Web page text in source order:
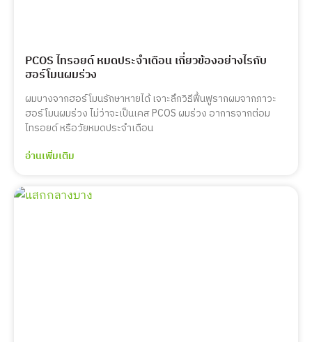
PCOS ไทรอยด์ หมดประจำเดือน เกี่ยวข้องอย่างไรกับ
ฮอร์โมนผมร่วง
ผมบางจากฮอร์โมนรักษาหายได้ เจาะลึกวิธีฟื้นฟูรากผมจากภาวะ
ฮอร์โมนผมร่วง ไม่ว่าจะเป็นเคส PCOS ผมร่วง อาการจากต่อม
ไทรอยด์ หรือวัยหมดประจำเดือน
อ่านเพิ่มเติม